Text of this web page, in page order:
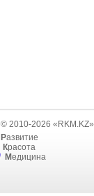
© 2010-2026 «RKM.KZ»
Развитие
Красота
Медицина